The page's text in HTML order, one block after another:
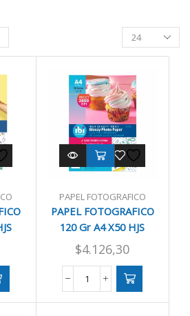
Productos
por
pagina
PAPEL FOTOGRAFICO
PAPEL FOTOGRAFICO
120 Gr A4 X50 HJS
620120
$4.126,30
PAPEL